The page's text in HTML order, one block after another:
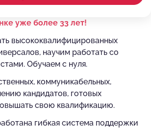
уже более 33 лет!
высококвалифицированных
научим работать со
Обучаем с нуля.
коммуникабельных,
кандидатов, готовых
свою квалификацию.
гибкая система поддержки